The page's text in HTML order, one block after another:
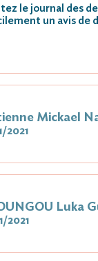
le journal des
un avis
Mickael
2021
Luka
2021